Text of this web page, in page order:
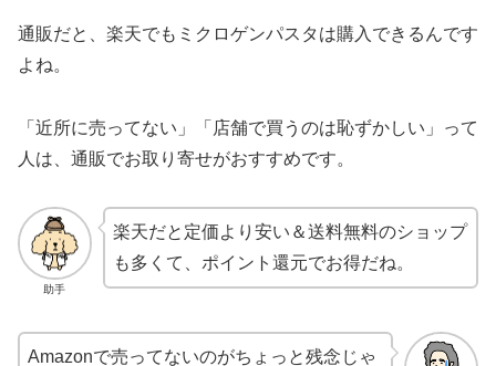
通販だと、楽天でもミクロゲンパスタは購入できるんです
よね。
「近所に売ってない」「店舗で買うのは恥ずかしい」って
人は、通販でお取り寄せがおすすめです。
助手
楽天だと定価より安い＆送料無料のショップ
も多くて、ポイント還元でお得だね。
Amazonで売ってないのがちょっと残念じゃ